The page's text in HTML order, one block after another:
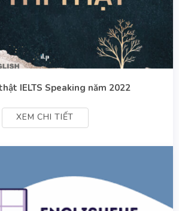
IELTS Speaking năm 2022
XEM CHI TIẾT